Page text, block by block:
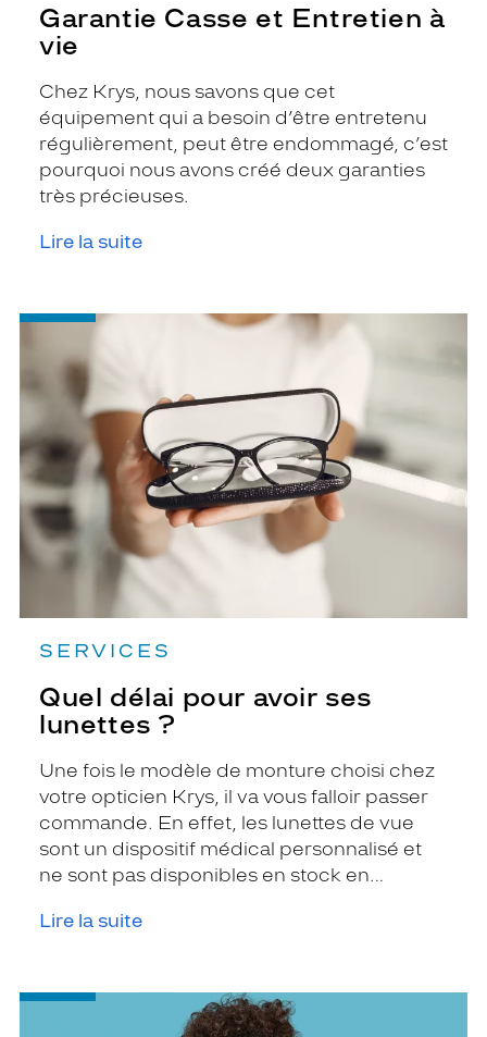
Garantie Casse et Entretien à
vie
Chez Krys, nous savons que cet
équipement qui a besoin d’être entretenu
régulièrement, peut être endommagé, c’est
pourquoi nous avons créé deux garanties
très précieuses.
Lire la suite
SERVICES
Quel délai pour avoir ses
lunettes ?
Une fois le modèle de monture choisi chez
votre opticien Krys, il va vous falloir passer
commande. En effet, les lunettes de vue
sont un dispositif médical personnalisé et
ne sont pas disponibles en stock en
Lire la suite
-
délai
avoir
ses
lunettes
?
-